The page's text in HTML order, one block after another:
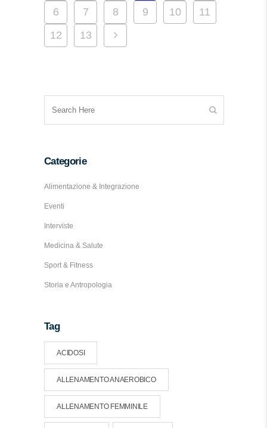
6
7 8 9 10
11
12
13
Categorie
Alimentazione & Integrazione
Eventi
Interviste
Medicina & Salute
Sport & Fitness
Storia e Antropologia
Tag
ACIDOSI
ALLENAMENTO ANAEROBICO
ALLENAMENTO FEMMINILE